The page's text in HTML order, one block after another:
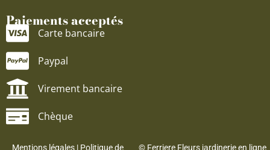
Paiements acceptés
Carte bancaire
Paypal
Virement bancaire
Chèque
Mentions légales| Politique de © Ferriere Fleurs jardinerie en ligne